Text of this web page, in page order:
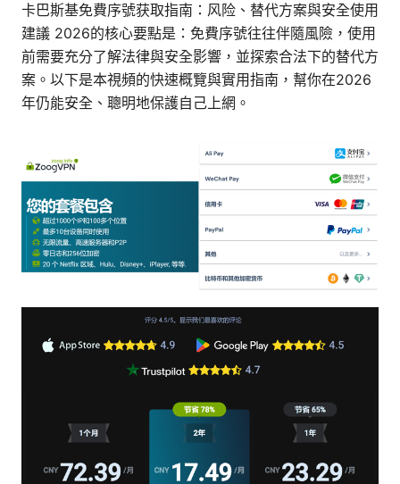
卡巴斯基免費序號获取指南：风险、替代方案與安全使用
建議 2026的核心要點是：免費序號往往伴隨風險，使用
前需要充分了解法律與安全影響，並探索合法下的替代方
案。以下是本視頻的快速概覽與實用指南，幫你在2026
年仍能安全、聰明地保護自己上網。